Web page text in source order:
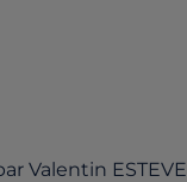
Valentin ESTEVE